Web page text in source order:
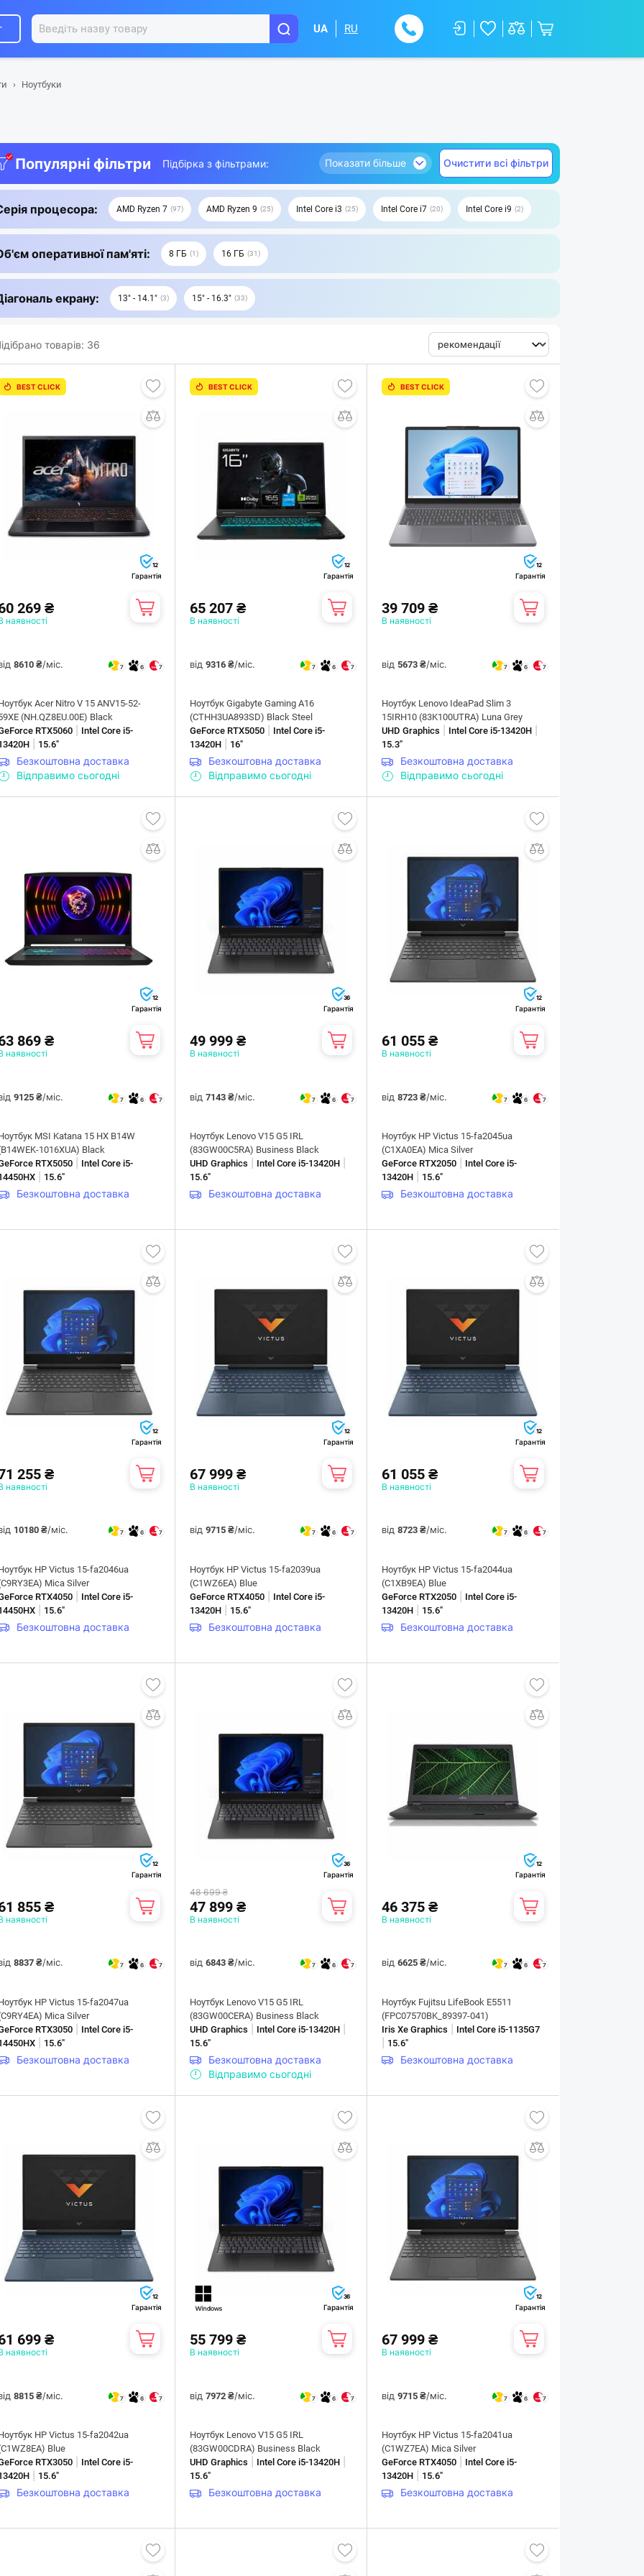
UA RU
Ноутбуки
Популярні фільтри Підбірка з фільтрами: Показати більше Очистити всі фільтри
процесора: AMD Ryzen 7 97 AMD Ryzen 9 25 Intel Core i3 25 Intel Core i7 20 Intel Core i9 2
оперативної пам'яті: 8 ГБ 1 16 ГБ 31
екрану: 13" - 14.1" 3 15" - 16.3" 33
товарів: 36
BEST CLICK
12
Гарантія
269 ₴
наявності
8610 ₴/міс. 7 6 7
Acer Nitro V 15 ANV15-52-
(NH.QZ8EU.00E) Black
RTX5060
Intel Core i5-
15.6"
Безкоштовна доставка
Відправимо сьогодні
BEST CLICK
12
Гарантія
65 207 ₴
В наявності
від9316 ₴/міс. 7 6 7
Ноутбук Gigabyte Gaming A16
(CTHH3UA893SD) Black Steel
GeForce RTX5050
Intel Core i5-
13420H
16"
Безкоштовна доставка
Відправимо сьогодні
BEST CLICK
12
Гарантія
39 709 ₴
В наявності
від5673 ₴/міс. 7 6 7
Ноутбук Lenovo IdeaPad Slim 3
15IRH10 (83K100UTRA) Luna Grey
UHD Graphics
Intel Core i5-13420H
15.3"
Безкоштовна доставка
Відправимо сьогодні
12
Гарантія
869 ₴
наявності
9125 ₴/міс. 7 6 7
MSI Katana 15 HX B14W
1016XUA) Black
RTX5050
Intel Core i5-
15.6"
Безкоштовна доставка
36
Гарантія
49 999 ₴
В наявності
від7143 ₴/міс. 7 6 7
Ноутбук Lenovo V15 G5 IRL
(83GW00C5RA) Business Black
UHD Graphics
Intel Core i5-13420H
15.6"
Безкоштовна доставка
12
Гарантія
61 055 ₴
В наявності
від8723 ₴/міс. 7 6 7
Ноутбук HP Victus 15-fa2045ua
(C1XA0EA) Mica Silver
GeForce RTX2050
Intel Core i5-
13420H
15.6"
Безкоштовна доставка
12
Гарантія
255 ₴
наявності
10180 ₴/міс. 7 6 7
HP Victus 15-fa2046ua
Mica Silver
RTX4050
Intel Core i5-
15.6"
Безкоштовна доставка
12
Гарантія
67 999 ₴
В наявності
від9715 ₴/міс. 7 6 7
Ноутбук HP Victus 15-fa2039ua
(C1WZ6EA) Blue
GeForce RTX4050
Intel Core i5-
13420H
15.6"
Безкоштовна доставка
12
Гарантія
61 055 ₴
В наявності
від8723 ₴/міс. 7 6 7
Ноутбук HP Victus 15-fa2044ua
(C1XB9EA) Blue
GeForce RTX2050
Intel Core i5-
13420H
15.6"
Безкоштовна доставка
12
Гарантія
855 ₴
наявності
8837 ₴/міс. 7 6 7
HP Victus 15-fa2047ua
Mica Silver
RTX3050
Intel Core i5-
15.6"
Безкоштовна доставка
36
Гарантія
48 699 ₴
47 899 ₴
В наявності
від6843 ₴/міс. 7 6 7
Ноутбук Lenovo V15 G5 IRL
(83GW00CERA) Business Black
UHD Graphics
Intel Core i5-13420H
15.6"
Безкоштовна доставка
Відправимо сьогодні
12
Гарантія
46 375 ₴
В наявності
від6625 ₴/міс. 7 6 7
Ноутбук Fujitsu LifeBook E5511
(FPC07570BK_89397-041)
Iris Xe Graphics
Intel Core i5-1135G7
15.6"
Безкоштовна доставка
12
Гарантія
699 ₴
наявності
8815 ₴/міс. 7 6 7
HP Victus 15-fa2042ua
Blue
RTX3050
Intel Core i5-
15.6"
Безкоштовна доставка
36
Гарантія
55 799 ₴
В наявності
від7972 ₴/міс. 7 6 7
Ноутбук Lenovo V15 G5 IRL
(83GW00CDRA) Business Black
UHD Graphics
Intel Core i5-13420H
15.6"
Безкоштовна доставка
12
Гарантія
67 999 ₴
В наявності
від9715 ₴/міс. 7 6 7
Ноутбук HP Victus 15-fa2041ua
(C1WZ7EA) Mica Silver
GeForce RTX4050
Intel Core i5-
13420H
15.6"
Безкоштовна доставка